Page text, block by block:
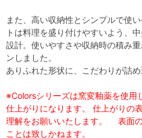
また、高い収納性とシンプルで使
トは料理を盛り付けやすいよう、
設計。使いやすさや収納時の積み
ンしました。
ありふれた形状に、こだわりが詰め
※Colorsシリーズは窯変釉薬を使用
仕上がりになります。 仕上がりの
理解をお願いいたします。 表面
ことは致しかねます。